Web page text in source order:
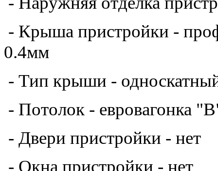
- Двери
пристройки
- нет
- Окна пристройки - нет
- Перегородкипристройки
- Размер по габаритам -
- Можем установить
винтовой фундамент